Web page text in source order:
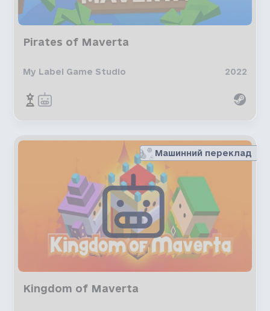
Pirates of Maverta
My Label Game Studio 2022
Машинний переклад
Kingdom of Maverta